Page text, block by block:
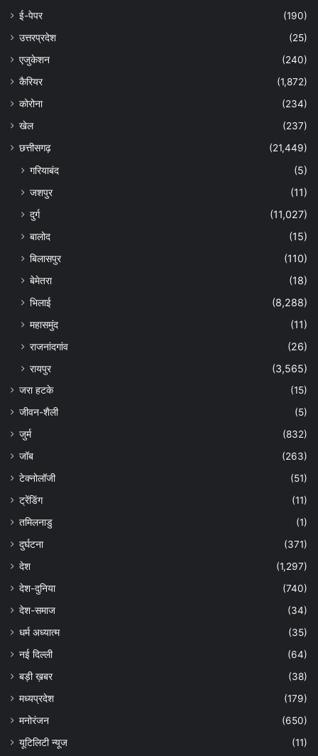
ई-पेपर
(190)
उत्तरप्रदेश
(25)
एजुकेशन
(240)
कैरियर
(1,872)
कोरोना
(234)
खेल
(237)
छत्तीसगढ़
(21,449)
गरियाबंद
(5)
जशपुर
(11)
दुर्ग
(11,027)
बालोद
(15)
बिलासपुर
(110)
बेमेतरा
(18)
भिलाई
(8,288)
महासमुंद
(11)
राजनांदगांव
(26)
रायपुर
(3,565)
जरा हटके
(15)
जीवन-शैली
(5)
जुर्म
(832)
जॉब
(263)
टेक्नोलॉजी
(51)
ट्रेंडिंग
(11)
तमिलनाडु
(1)
दुर्घटना
(371)
देश
(1,297)
देश-दुनिया
(740)
देश-समाज
(34)
धर्म अध्यात्म
(35)
नई दिल्ली
(64)
बड़ी ख़बर
(38)
मध्यप्रदेश
(179)
मनोरंजन
(650)
यूटिलिटी न्यूज
(11)